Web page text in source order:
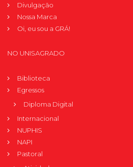
Divulgação
Nossa Marca
Oi, eu sou a GRÁ!
NO UNISAGRADO
Biblioteca
Egressos
Diploma Digital
Internacional
NUPHIS
NAPI
Pastoral